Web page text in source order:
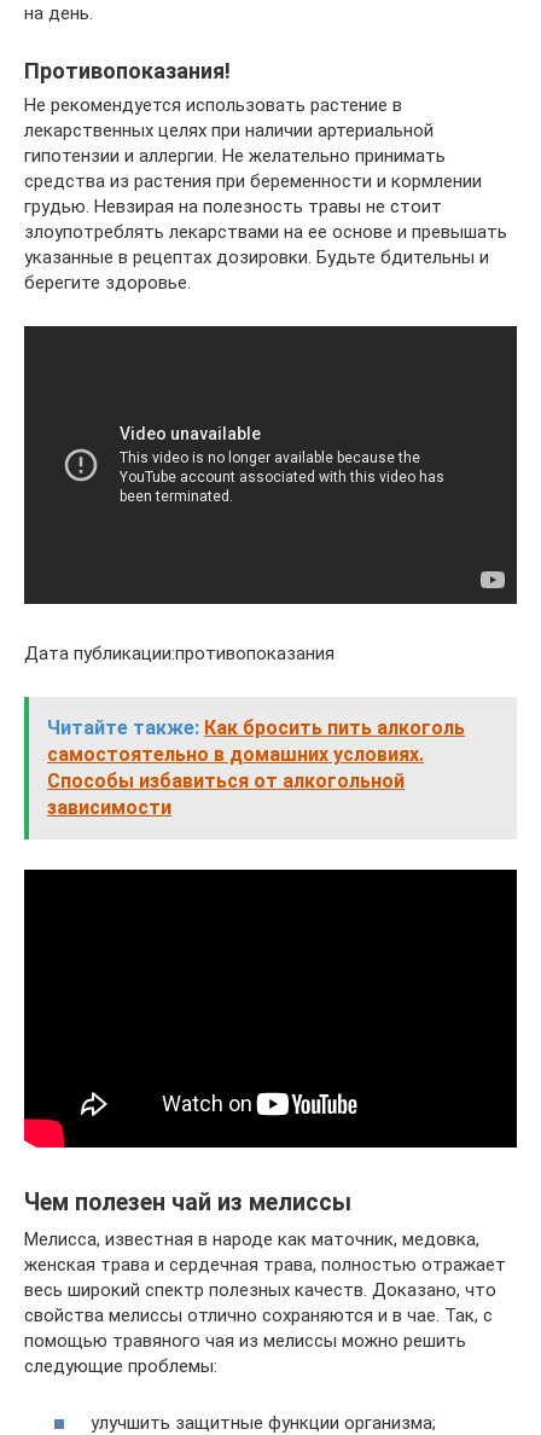
на день.
Противопоказания!
Не рекомендуется использовать растение в
лекарственных целях при наличии артериальной
гипотензии и аллергии. Не желательно принимать
средства из растения при беременности и кормлении
грудью. Невзирая на полезность травы не стоит
злоупотреблять лекарствами на ее основе и превышать
указанные в рецептах дозировки. Будьте бдительны и
берегите здоровье.
Дата публикации:противопоказания
Читайте также: Как бросить пить алкоголь
самостоятельно в домашних условиях.
Способы избавиться от алкогольной
зависимости
Чем полезен чай из мелиссы
Мелисса, известная в народе как маточник, медовка,
женская трава и сердечная трава, полностью отражает
весь широкий спектр полезных качеств. Доказано, что
свойства мелиссы отлично сохраняются и в чае. Так, с
помощью травяного чая из мелиссы можно решить
следующие проблемы:
улучшить защитные функции организма;